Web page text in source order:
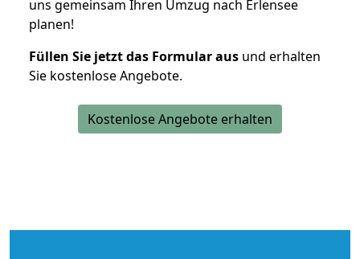
uns gemeinsam Ihren Umzug nach Erlensee
planen!
Füllen Sie jetzt das Formular aus und erhalten
Sie kostenlose Angebote.
Kostenlose Angebote erhalten